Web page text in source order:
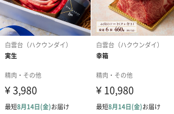
商品本体サイ
ズ
長さ280mm・幅210mm・
商品本体重量
同梱物
説明書
パッケージ外
化粧箱